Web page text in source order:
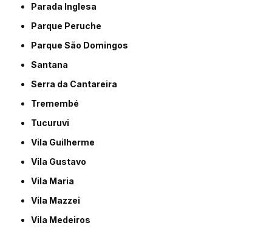
Parada Inglesa
Parque Peruche
Parque São Domingos
Santana
Serra da Cantareira
Tremembé
Tucuruvi
Vila Guilherme
Vila Gustavo
Vila Maria
Vila Mazzei
Vila Medeiros